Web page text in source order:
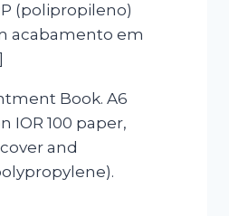
(polipropileno)
acabamento em
Book. A6
IOR 100 paper,
and